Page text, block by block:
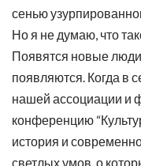
сенью
Но я не думаю, что
Появятся новые
появляются. Когда в
нашей ассоциации и
конференцию
история и
светлых умов, о